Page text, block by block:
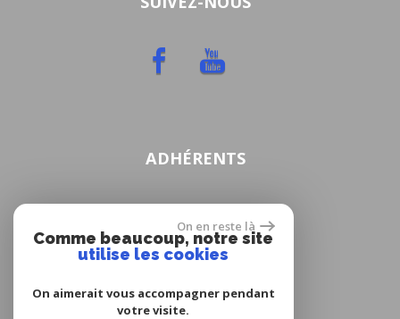
ADHÉRENTS
On en reste là
Comme beaucoup, notre site
utilise les cookies
On aimerait vous accompagner pendant
votre visite.